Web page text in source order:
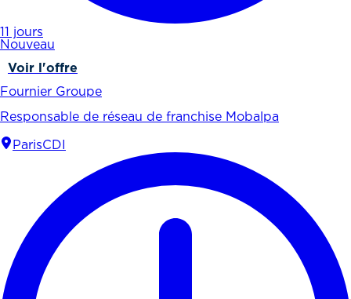
11 jours
Nouveau
Voir l'offre
Fournier Groupe
Responsable de réseau de franchise Mobalpa
ParisCDI